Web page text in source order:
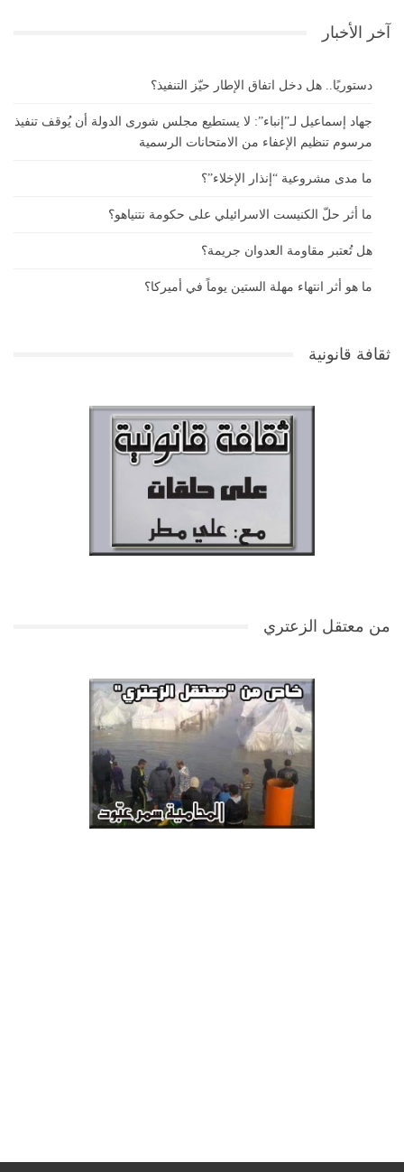
آخر الأخبار
دستوريًا.. هل دخل اتفاق الإطار حيّز التنفيذ؟
جهاد إسماعيل لـ”إنباء”: لا يستطيع مجلس شورى الدولة أن يُوقف تنفيذ
مرسوم تنظيم الإعفاء من الامتحانات الرسمية
ما مدى مشروعية “إنذار الإخلاء”؟
ما أثر حلّ الكنيست الاسرائيلي على حكومة نتنياهو؟
هل تُعتبر مقاومة العدوان جريمة؟
ما هو أثر انتهاء مهلة الستين يوماً في أميركا؟
ثقافة قانونية
من معتقل الزعتري